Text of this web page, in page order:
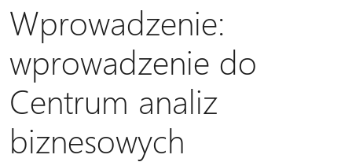
Wprowadzenie:
wprowadzenie do
Centrum analiz
biznesowych